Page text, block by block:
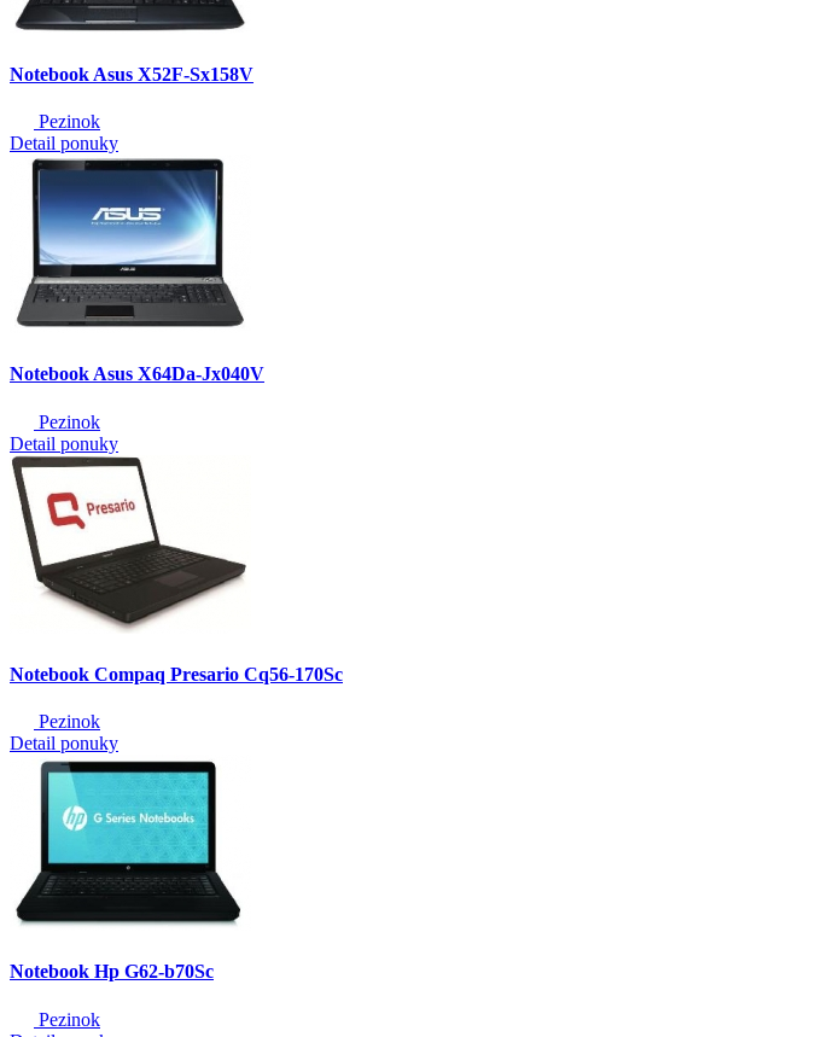
Notebook Asus X52F-Sx158V
Pezinok
Detail ponuky
Notebook Asus X64Da-Jx040V
Pezinok
Detail ponuky
Notebook Compaq Presario Cq56-170Sc
Pezinok
Detail ponuky
Notebook Hp G62-b70Sc
Pezinok